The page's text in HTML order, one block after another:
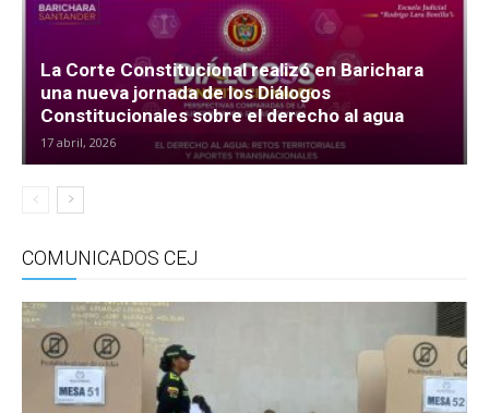
La Corte Constitucional realizó en Barichara
una nueva jornada de los Diálogos
Constitucionales sobre el derecho al agua
17 abril, 2026
COMUNICADOS CEJ